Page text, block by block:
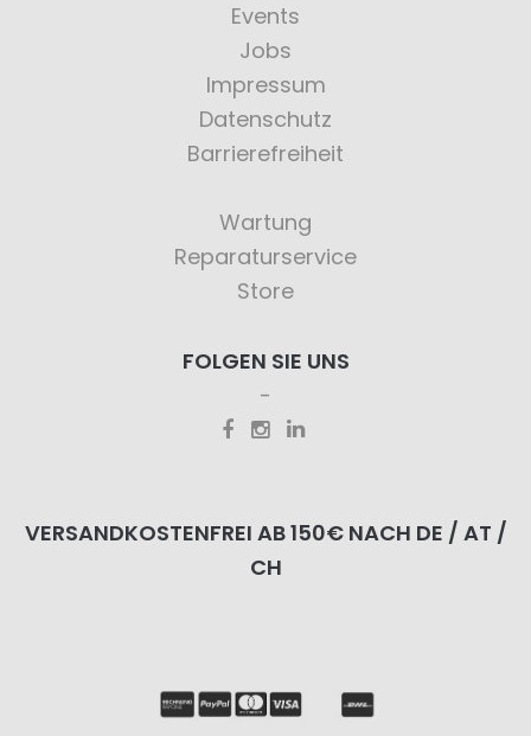
Events
Jobs
Impressum
Datenschutz
Barrierefreiheit
Wartung
Reparaturservice
Store
FOLGEN SIE UNS
VERSANDKOSTENFREI AB 150€ NACH DE / AT /
CH